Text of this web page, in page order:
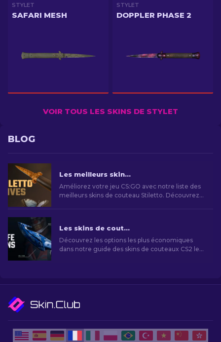
STYLET
SAFARI MESH
STYLET
DOPPLER PHASE 2
VOIR TOUS LES SKINS DE STYLET
BLOG
Les meilleurs skins de couteau stiletto sur CS:GO : Art rencontre Létalité
Améliorez votre jeu CS:GO avec notre liste des
meilleurs skins de couteau Stiletto. Découvrez
Les skins de couteaux CS2 les moins chers [2026]
Découvrez les options les plus économiques
dans notre guide des skins de couteaux CS2 les